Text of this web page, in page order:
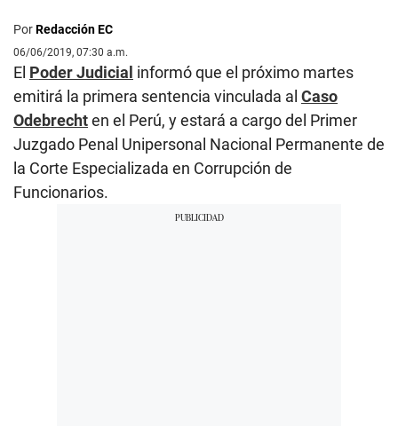
PorRedacción EC
06/06/2019, 07:30 a.m.
El Poder Judicial informó que el próximo martes
emitirá la primera sentencia vinculada al Caso
Odebrechten el Perú, y estará a cargo del Primer
Juzgado Penal Unipersonal Nacional Permanente de
la Corte Especializada en Corrupción de
Funcionarios.